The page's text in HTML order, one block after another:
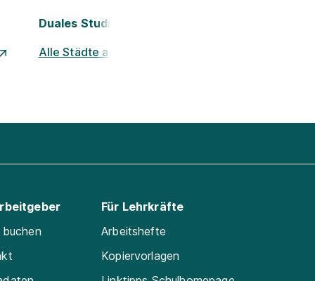
Duales Studium Nürnberg
Alle Städte ansehen
Für Lehrkräfte
Arbeitshefte
Kopiervorlagen